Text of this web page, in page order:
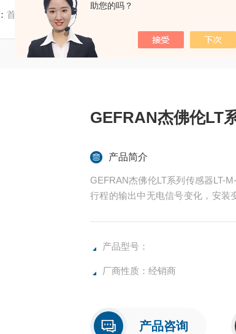
助您的吗？
首页 产品中心/ / GEFRAN杰
GEFRAN杰佛伦LT
产品简介
GEFRAN杰佛伦LT系列传感器LT-
行程的输出中无电信号变化，安装
产品型号：
厂商性质：经销商
产品咨询